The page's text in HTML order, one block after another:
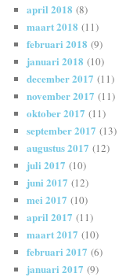
april 2018 (8)
maart 2018 (11)
februari 2018 (9)
januari 2018 (10)
december 2017 (11)
november 2017 (11)
oktober 2017 (11)
september 2017 (13)
augustus 2017 (12)
juli 2017 (10)
juni 2017 (12)
mei 2017 (10)
april 2017 (11)
maart 2017 (10)
februari 2017 (6)
januari 2017 (9)